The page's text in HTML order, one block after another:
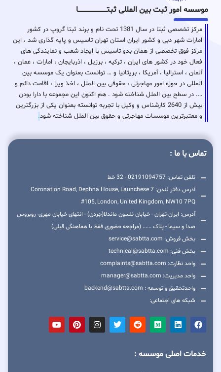
موسسه امور ثبت بین المللی ثبتـــــــــــــــــــــــــــــا
مرکز تخصصی ثبتا در سال 1381 تحت نام و برند ثبتا گروپ در کشور
امارات شهر دبی و کشور ایران استان تهران تاسیس و پایه گذاری شد ، این
مرکز فوق تخصصی از همان بدو تاسیس با ایجاد شعب و نمایندگی های
فعال خود در کشور های ایران ، ترکیه ، برزیل ، اذربایجان ، امارات ، عمان ،
آلمان ، استرالیا ، آمریکا ، بریتانیا و … توانست بعنوان یک موسسه بین
المللی در حوزه امور مهاجرتی ، حقوقی بین الملل ، اخذ ویزا ، اقامت دائم و
…. در سطح بین الملل شناخته شود . هم اکنون این مجموعه با دارا بودن
بیش از 2640 کارشناس و وکیل با تجربه توانسته بعنوان یکی از بزرگترین
و معتبرترین موسسات مهاجرتی و حقوق بین الملل شناخته شود.
تماس با ما :
تلفن تماس: 02191094757 - 32 خط
آدرس دفتر لندن: 7 Coronation Road, Dephna House, Launchese
#105, London, United Kingdom, NW10 7PQ
آدرس: ایران-تهران - خیابان نلسون ماندلا(جردن) - انتهای خیابان مهری- روبروس
صدا و سیما - پلاک ...... (مراجعه حضوری فقط با هماهنگی قبلی)
بخش فروش: service@sabtta.com
بخش فنی: technical@sabtta.com
واحد نظارت: complaints@sabtta.com
واحد مدیریت: manager@sabtta.com
واحدتحقیق و توسعه : backend@sabtta.com
شبکه های اجتماعی:
خدمات اصلی موسسه :